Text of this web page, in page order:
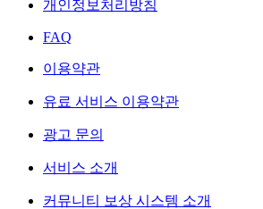
개인정보처리방침
FAQ
이용약관
유료 서비스 이용약관
광고 문의
서비스 소개
커뮤니티 보상 시스템 소개